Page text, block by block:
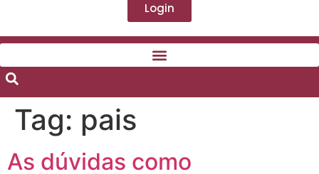
Login
Tag: pais
As dúvidas como